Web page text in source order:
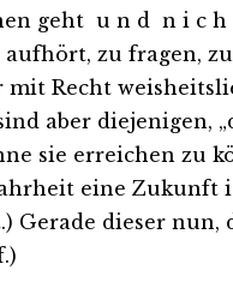
geht u n d n i c
zu fragen,
Recht
aber diejenigen,
sie erreichen zu
eine Zukunft
Gerade dieser